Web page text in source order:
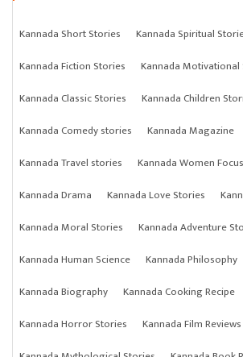
Kannada Short Stories
Kannada Spiritual
Kannada Fiction Stories
Kannada Motivational
Kannada Classic Stories
Kannada Children
Kannada Comedy stories
Kannada Magazine
Kannada Travel stories
Kannada Women
Kannada Drama
Kannada Love Stories
Kannada Moral Stories
Kannada Adventure
Kannada Human Science
Kannada Philosophy
Kannada Biography
Kannada Cooking Recipe
Kannada Horror Stories
Kannada Film Reviews